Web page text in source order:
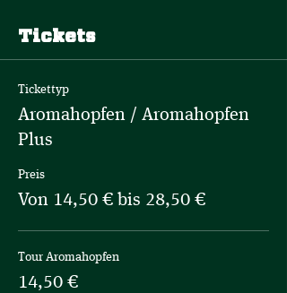
Tickets
Tickettyp
Aromahopfen / Aromahopfen
Plus
Preis
Von 14,50 € bis 28,50 €
Tour Aromahopfen
14,50 €